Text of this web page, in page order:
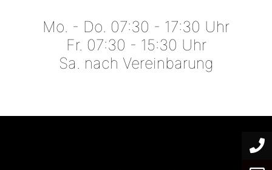
Mo. - Do. 07:30 - 17:30 Uhr
Fr. 07:30 - 15:30 Uhr
Sa. nach Vereinbarung